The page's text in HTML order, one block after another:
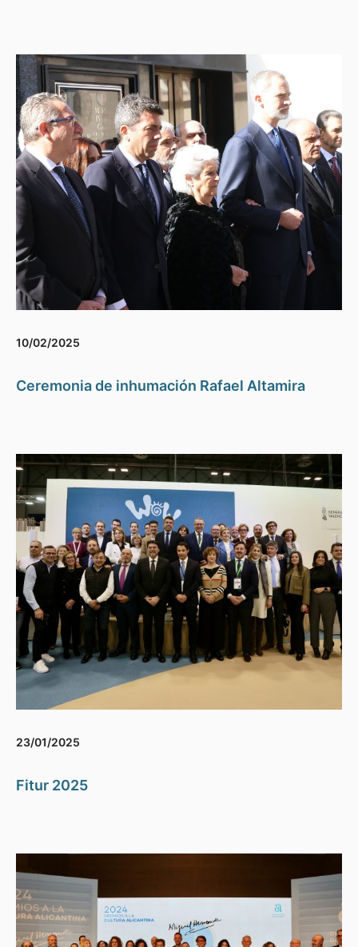
10/02/2025
Ceremonia de inhumación Rafael Altamira
23/01/2025
Fitur 2025